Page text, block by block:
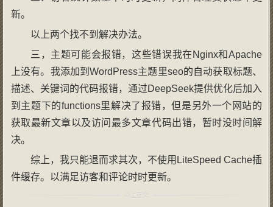
新。
以上两个找不到解决办法。
三，主题可能会报错，这些错误我在Nginx和Apache
上没有。我添加到WordPress主题里seo的自动获取标题、
描述、关键词的代码报错，通过DeepSeek提供优化后加入
到主题下的functions里解决了报错，但是另外一个网站的
获取最新文章以及访问最多文章代码出错，暂时没时间解
决。
综上，我只能退而求其次，不使用LiteSpeed Cache插
件缓存。以满足访客和评论时时更新。